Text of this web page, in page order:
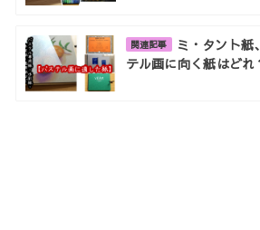
関連記事
ミ・タント紙
テル画に向く紙はどれ